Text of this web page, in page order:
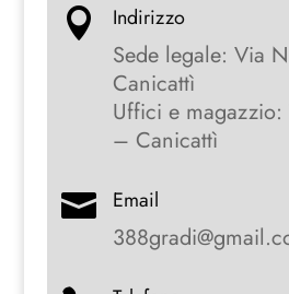
 Indirizzo
Sede legale: Via
Canicattì
Uffici e
– Canicattì
 Email